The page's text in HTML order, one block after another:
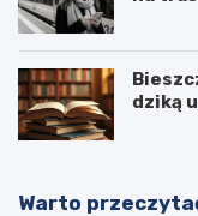
dziką
Warto